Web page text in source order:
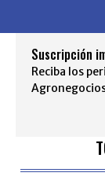
Suscripción
Reciba los